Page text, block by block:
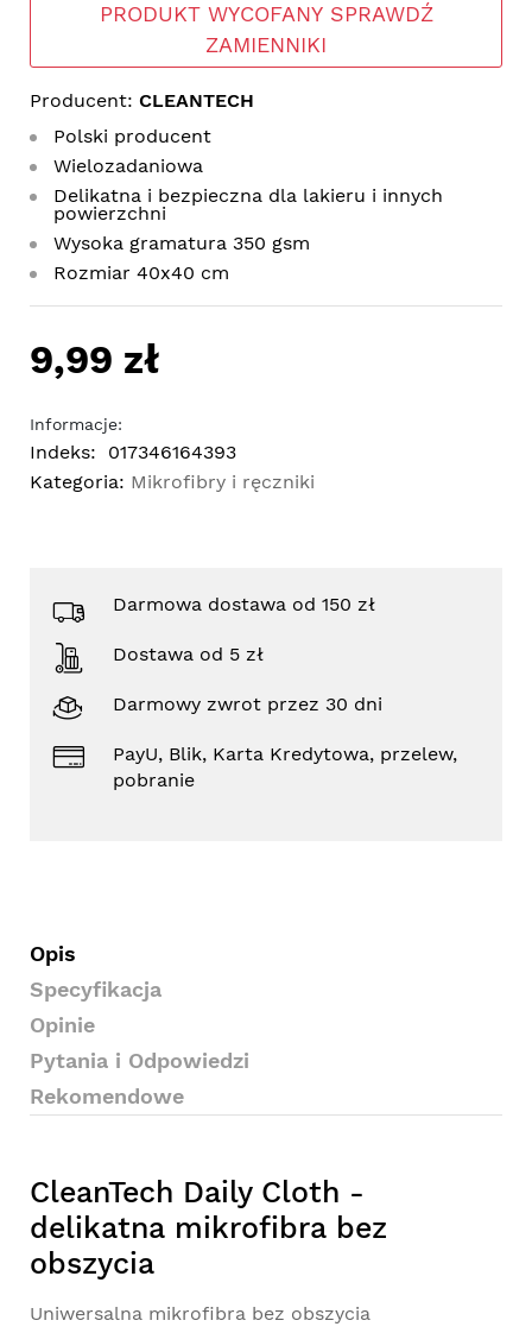
PRODUKT WYCOFANY SPRAWDŹ
ZAMIENNIKI
Producent: CLEANTECH
Polski producent
Wielozadaniowa
Delikatna i bezpieczna dla lakieru i innych
powierzchni
Wysoka gramatura 350 gsm
Rozmiar 40x40 cm
9,99 zł
Informacje:
Indeks:
017346164393
Kategoria: Mikrofibry i ręczniki
Darmowa dostawa od 150 zł
Dostawa od 5 zł
Darmowy zwrot przez 30 dni
PayU, Blik, Karta Kredytowa, przelew,
pobranie
Opis
Specyfikacja
Opinie
Pytania i Odpowiedzi
Rekomendowe
CleanTech Daily Cloth -
delikatna mikrofibra bez
obszycia
Uniwersalna mikrofibra bez obszycia